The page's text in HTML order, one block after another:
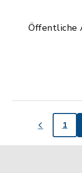
Öffentliche
1